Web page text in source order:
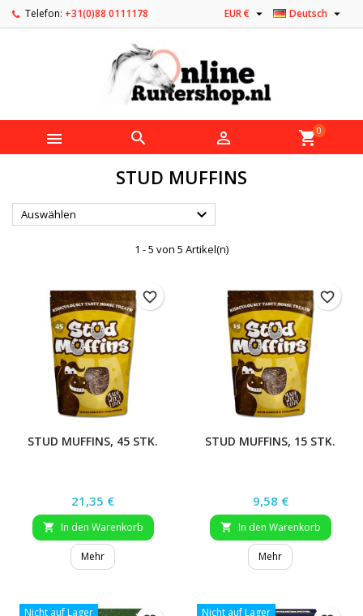
Telefon: +31(0)88 0111178 Deutsch 
EUR € 
   shopping_cart0
STUD MUFFINS
Auswählen 
1 - 5 von 5 Artikel(n)
STUD MUFFINS, 45 STK.
Preis
21,35 €
 In den Warenkorb
Mehr
favorite_border
STUD MUFFINS, 15 STK.
Preis
9,58 €
 In den Warenkorb
Mehr
favorite_border
Nicht auf Lager Nicht auf Lager